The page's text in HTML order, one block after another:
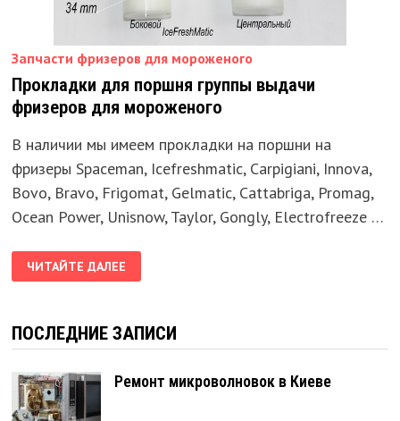
Запчасти фризеров для мороженого
Прокладки для поршня группы выдачи
фризеров для мороженого
В наличии мы имеем прокладки на поршни на
фризеры Spaceman, Icefreshmatic, Carpigiani, Innova,
Bovo, Bravo, Frigomat, Gelmatic, Cattabriga, Promag,
Ocean Power, Unisnow, Taylor, Gongly, Electrofreeze …
ПРОКЛАДКИ
ДЛЯ
ПОРШНЯ
ДЛЯ
МОРОЖЕНОГО
ЧИТАЙТЕ ДАЛЕЕ
ПОСЛЕДНИЕ ЗАПИСИ
Ремонт микроволновок в Киеве